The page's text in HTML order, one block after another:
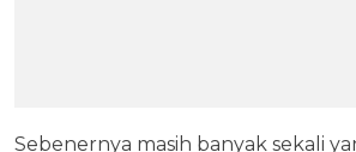
Sebenernya masih banyak sekali